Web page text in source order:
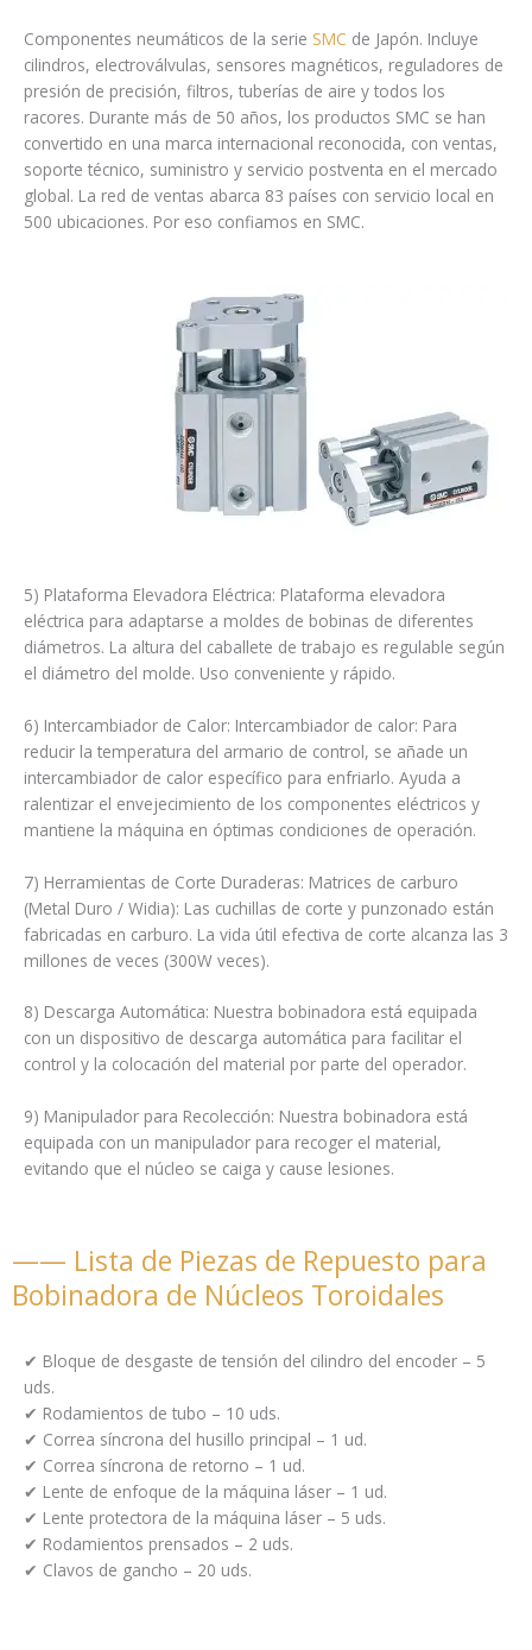
Componentes neumáticos de la serie SMC de Japón. Incluye
cilindros, electroválvulas, sensores magnéticos, reguladores de
presión de precisión, filtros, tuberías de aire y todos los
racores. Durante más de 50 años, los productos SMC se han
convertido en una marca internacional reconocida, con ventas,
soporte técnico, suministro y servicio postventa en el mercado
global. La red de ventas abarca 83 países con servicio local en
500 ubicaciones. Por eso confiamos en SMC.
5) Plataforma Elevadora Eléctrica: Plataforma elevadora
eléctrica para adaptarse a moldes de bobinas de diferentes
diámetros. La altura del caballete de trabajo es regulable según
el diámetro del molde. Uso conveniente y rápido.
6) Intercambiador de Calor: Intercambiador de calor: Para
reducir la temperatura del armario de control, se añade un
intercambiador de calor específico para enfriarlo. Ayuda a
ralentizar el envejecimiento de los componentes eléctricos y
mantiene la máquina en óptimas condiciones de operación.
7) Herramientas de Corte Duraderas: Matrices de carburo
(Metal Duro / Widia): Las cuchillas de corte y punzonado están
fabricadas en carburo. La vida útil efectiva de corte alcanza las 3
millones de veces (300W veces).
8) Descarga Automática: Nuestra bobinadora está equipada
con un dispositivo de descarga automática para facilitar el
control y la colocación del material por parte del operador.
9) Manipulador para Recolección: Nuestra bobinadora está
equipada con un manipulador para recoger el material,
evitando que el núcleo se caiga y cause lesiones.
—— Lista de Piezas de Repuesto para
Bobinadora de Núcleos Toroidales
✔ Bloque de desgaste de tensión del cilindro del encoder – 5
uds.
✔ Rodamientos de tubo – 10 uds.
✔ Correa síncrona del husillo principal – 1 ud.
✔ Correa síncrona de retorno – 1 ud.
✔ Lente de enfoque de la máquina láser – 1 ud.
✔ Lente protectora de la máquina láser – 5 uds.
✔ Rodamientos prensados – 2 uds.
✔ Clavos de gancho – 20 uds.